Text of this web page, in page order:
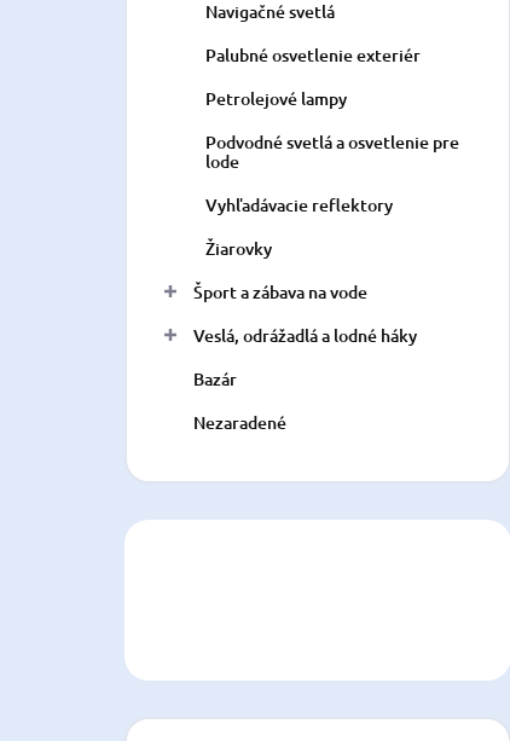
Navigačné svetlá
Palubné osvetlenie exteriér
Petrolejové lampy
Podvodné svetlá a osvetlenie pre
lode
Vyhľadávacie reflektory
Žiarovky
Šport a zábava na vode
Veslá, odrážadlá a lodné háky
Bazár
Nezaradené